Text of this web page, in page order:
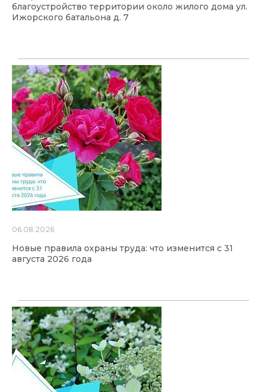
благоустройство территории около жилого дома ул.
Ижорского батальона д. 7
06.08.2026
Новые правила охраны труда: что изменится с 31
августа 2026 года